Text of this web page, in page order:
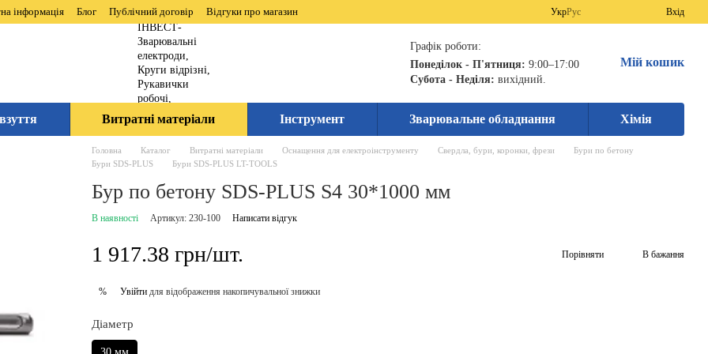
інформація Блог Публічний договір Відгуки про магазин УкрРус Вхід
Графік роботи:
Понеділок - П'ятниця: 9:00–17:00
Субота - Неділя: вихідний.
Мій кошик
Витратні матеріали Інструмент Зварювальне обладнання Хімія
Головна Каталог Витратні матеріали Оснащення для електроінструменту Свердла, бури, коронки, фрези
Бури по бетону
Бури SDS-PLUS
Бури SDS-PLUS LT-TOOLS
Бур по бетону SDS-PLUS S4 30*1000 мм
В наявності Артикул: 230-100 Написати відгук
1 917.38 грн/шт. Порівняти В бажання
% Увійтидля відображення накопичувальної знижки
Діаметр